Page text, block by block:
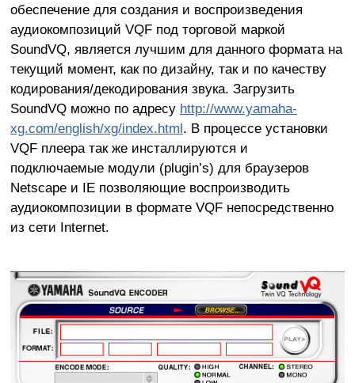
обеспечение для создания и воспроизведения
аудиокомпозиций VQF под торговой маркой
SoundVQ, является лучшим для данного формата на
текущий момент, как по дизайну, так и по качеству
кодирования/декодирования звука. Загрузить
SoundVQ можно по адресу http://www.yamaha-
xg.com/english/xg/index.html. В процессе установки
VQF плеера так же инсталлируются и
подключаемые модули (plugin’s) для браузеров
Netscape и IE позволяющие воспроизводить
аудиокомпозиции в формате VQF непосредственно
из сети Internet.